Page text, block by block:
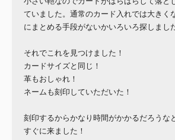
ていました。通常のカード入れでは大きく
にまとめる手段がないかいろいろ探しまし
それでこれを見つけました！
カードサイズと同じ！
革もおしゃれ！
ネームも刻印していただいた！
刻印するからかなり時間がかかるだろうな
すぐに来ました！